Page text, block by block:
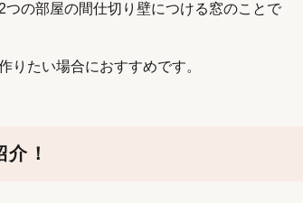
の部屋の間仕切り壁につける窓のことで
りたい場合におすすめです。
！